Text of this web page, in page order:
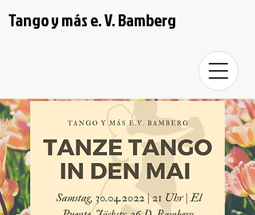
Tango y más e. V. Bamberg